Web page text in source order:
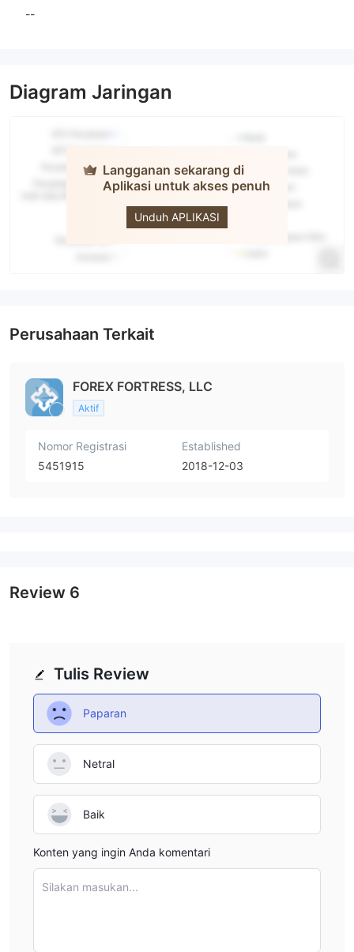
--
Diagram Jaringan
Langganan sekarang di
Aplikasi untuk akses penuh
Unduh APLIKASI
FORTRESS
Perusahaan Terkait
FOREX FORTRESS, LLC
Aktif
Nomor Registrasi
5451915
Established
2018-12-03
Tulis Review
Paparan
Netral
Baik
Konten yang ingin Anda komentari
Silakan masukan...
Review 6